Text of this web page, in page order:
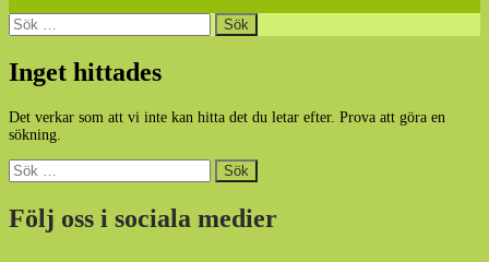
Sök
efter:
Inget hittades
Det verkar som att vi inte kan hitta det du letar efter. Prova att göra en
sökning.
Sök
efter:
Följ oss i sociala medier